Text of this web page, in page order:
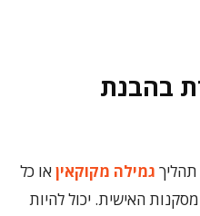
בהבנת
גמילה מקוקאיןאו כל
האישית. ‏יכול להיות